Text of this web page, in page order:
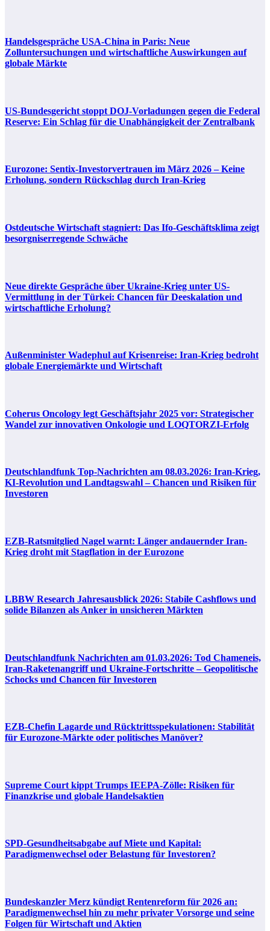
Handelsgespräche USA-China in Paris: Neue
Zolluntersuchungen und wirtschaftliche Auswirkungen auf
globale Märkte
US-Bundesgericht stoppt DOJ-Vorladungen gegen die Federal
Reserve: Ein Schlag für die Unabhängigkeit der Zentralbank
Eurozone: Sentix-Investorvertrauen im März 2026 – Keine
Erholung, sondern Rückschlag durch Iran-Krieg
Ostdeutsche Wirtschaft stagniert: Das Ifo-Geschäftsklima zeigt
besorgniserregende Schwäche
Neue direkte Gespräche über Ukraine-Krieg unter US-
Vermittlung in der Türkei: Chancen für Deeskalation und
wirtschaftliche Erholung?
Außenminister Wadephul auf Krisenreise: Iran-Krieg bedroht
globale Energiemärkte und Wirtschaft
Coherus Oncology legt Geschäftsjahr 2025 vor: Strategischer
Wandel zur innovativen Onkologie und LOQTORZI-Erfolg
Deutschlandfunk Top-Nachrichten am 08.03.2026: Iran-Krieg,
KI-Revolution und Landtagswahl – Chancen und Risiken für
Investoren
EZB-Ratsmitglied Nagel warnt: Länger andauernder Iran-
Krieg droht mit Stagflation in der Eurozone
LBBW Research Jahresausblick 2026: Stabile Cashflows und
solide Bilanzen als Anker in unsicheren Märkten
Deutschlandfunk Nachrichten am 01.03.2026: Tod Chameneis,
Iran-Raketenangriff und Ukraine-Fortschritte – Geopolitische
Schocks und Chancen für Investoren
EZB-Chefin Lagarde und Rücktrittsspekulationen: Stabilität
für Eurozone-Märkte oder politisches Manöver?
Supreme Court kippt Trumps IEEPA-Zölle: Risiken für
Finanzkrise und globale Handelsaktien
SPD-Gesundheitsabgabe auf Miete und Kapital:
Paradigmenwechsel oder Belastung für Investoren?
Bundeskanzler Merz kündigt Rentenreform für 2026 an:
Paradigmenwechsel hin zu mehr privater Vorsorge und seine
Folgen für Wirtschaft und Aktien